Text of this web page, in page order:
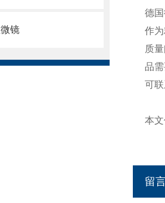
镜
德
作
质
品
可
本
留